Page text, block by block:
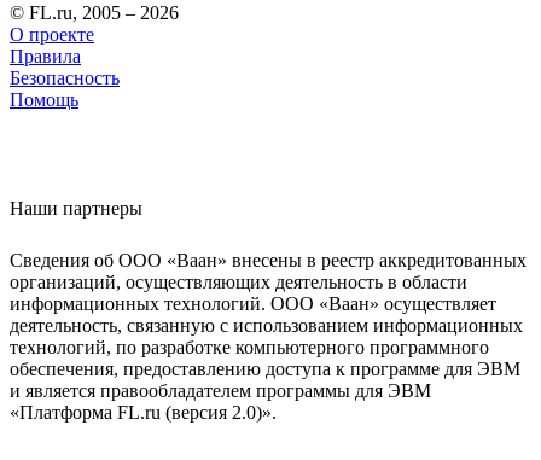
© FL.ru, 2005 – 2026
О проекте
Правила
Безопасность
Помощь
Наши партнеры
Сведения об ООО «Ваан» внесены в реестр аккредитованных
организаций, осуществляющих деятельность в области
информационных технологий. ООО «Ваан» осуществляет
деятельность, связанную с использованием информационных
технологий, по разработке компьютерного программного
обеспечения, предоставлению доступа к программе для ЭВМ
и является правообладателем программы для ЭВМ
«Платформа FL.ru (версия 2.0)».